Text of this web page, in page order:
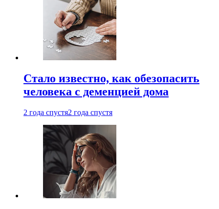
Стало известно, как обезопасить
человека с деменцией дома
2 года спустя2 года спустя